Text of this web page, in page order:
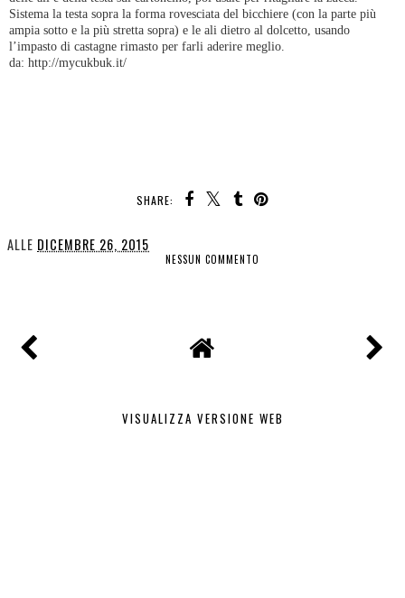
Sistema la testa sopra la forma rovesciata del bicchiere (con la parte più
ampia sotto e la più stretta sopra) e le ali dietro al dolcetto, usando
l’impasto di castagne rimasto per farli aderire meglio.
da: http://mycukbuk.it/
SHARE:
ALLE DICEMBRE 26, 2015
NESSUN COMMENTO
VISUALIZZA VERSIONE WEB